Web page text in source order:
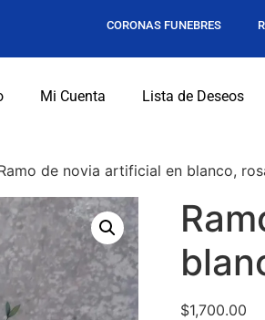
CORONAS FUNEBRES
Mi Cuenta Lista de Deseos
de novia artificial en blanco,
$1,700.00